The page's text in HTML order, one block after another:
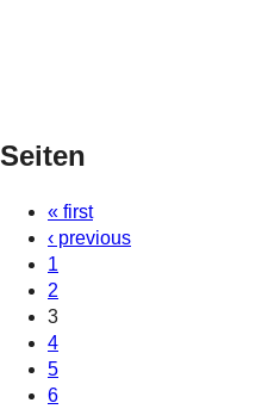
Seiten
« first
‹ previous
1
2
3
4
5
6